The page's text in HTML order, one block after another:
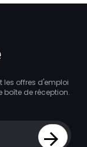
les offres d'emploi
de réception.
Sign Up